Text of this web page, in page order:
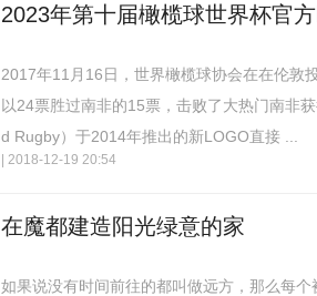
2023年第十届橄榄球世界杯官
2017年11月16日，世界橄榄球协会在在伦敦
以24票胜过南非的15票，击败了大热门南非
d Rugby）于2014年推出的新LOGO直接 ...
| 2018-12-19 20:54
在魔都建造阳光绿意的家
如果说没有时间前往的都叫做远方，那么每